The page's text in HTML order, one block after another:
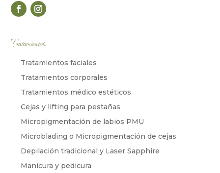
Tratamientos
Tratamientos faciales
Tratamientos corporales
Tratamientos médico estéticos
Cejas y lifting para pestañas
Micropigmentación de labios PMU
Microblading o Micropigmentación de cejas
Depilación tradicional y Laser Sapphire
Manicura y pedicura